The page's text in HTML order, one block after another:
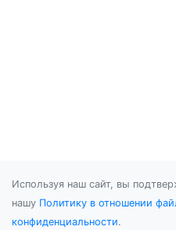
Используя наш сайт, вы
нашу Политику в отношении
конфиденциальности.